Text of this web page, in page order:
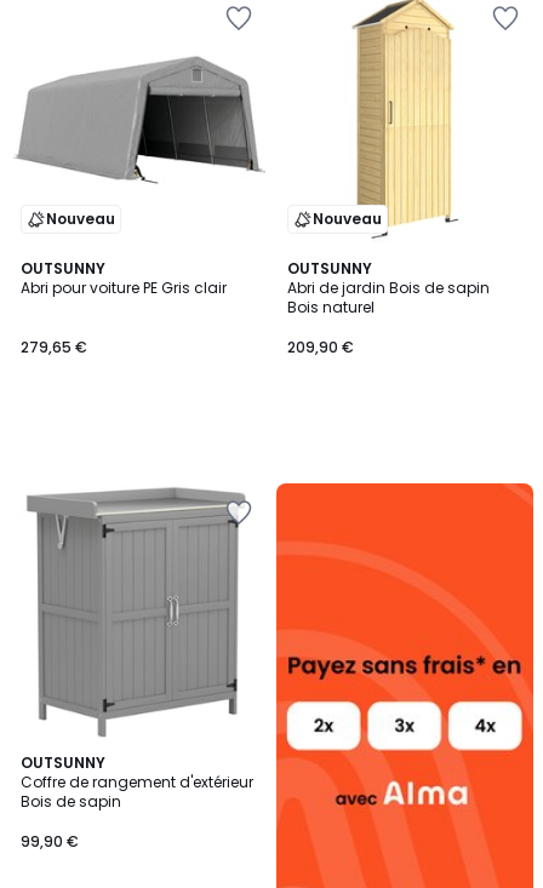
Nouveau
OUTSUNNY
Abri pour voiture PE Gris clair
279,65 €
Nouveau
OUTSUNNY
Abri de jardin Bois de sapin
Bois naturel
209,90 €
OUTSUNNY
Coffre de rangement d'extérieur
Bois de sapin
99,90 €
Alma
sans